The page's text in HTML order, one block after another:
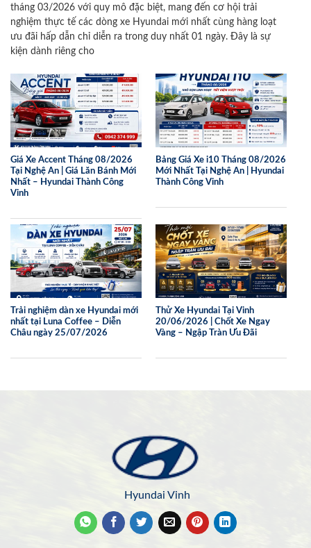
tháng 03/2026 với quy mô đặc biệt, mang đến cơ hội trải
nghiệm thực tế các dòng xe Hyundai mới nhất cùng hàng loạt
ưu đãi hấp dẫn chỉ diễn ra trong duy nhất 01 ngày. Đây là sự
kiện dành riêng cho
Giá Xe Accent Tháng 08/2026
Tại Nghệ An | Giá Lăn Bánh Mới
Nhất – Hyundai Thành Công
Vinh
Bảng Giá Xe i10 Tháng 08/2026
Mới Nhất Tại Nghệ An | Hyundai
Thành Công Vinh
Trải nghiệm dàn xe Hyundai mới
nhất tại Luna Coffee – Diễn
Châu ngày 25/07/2026
Thử Xe Hyundai Tại Vinh
20/06/2026 | Chốt Xe Ngay
Vàng – Ngập Tràn Ưu Đãi
Hyundai Vinh